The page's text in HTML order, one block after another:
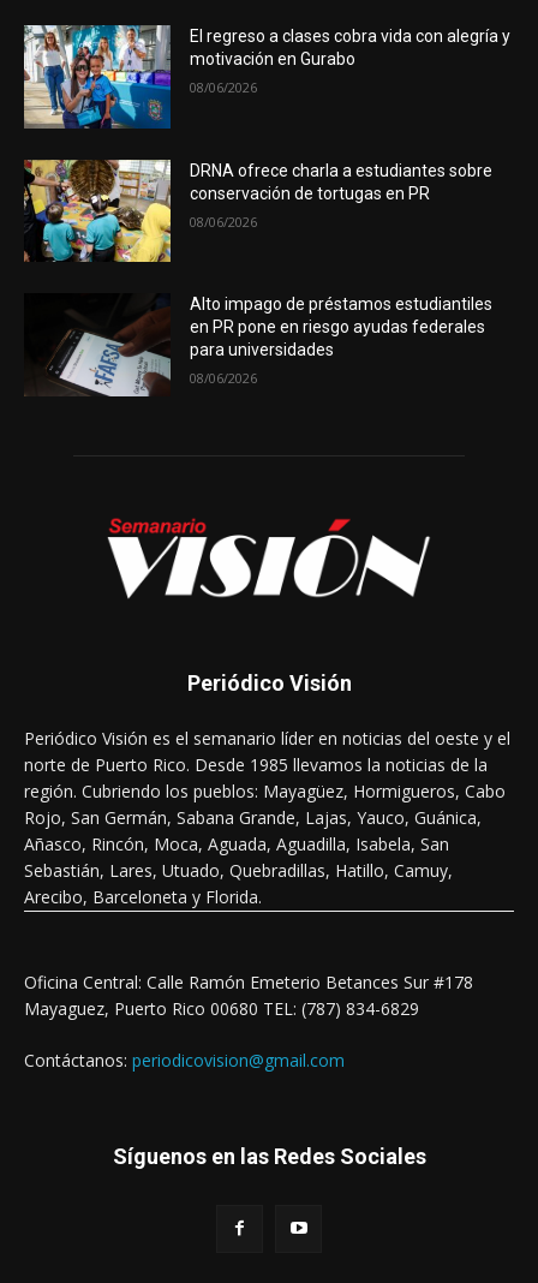
El regreso a clases cobra vida con alegría y
motivación en Gurabo
08/06/2026
DRNA ofrece charla a estudiantes sobre
conservación de tortugas en PR
08/06/2026
Alto impago de préstamos estudiantiles
en PR pone en riesgo ayudas federales
para universidades
08/06/2026
Periódico Visión
Periódico Visión es el semanario líder en noticias del oeste y el
norte de Puerto Rico. Desde 1985 llevamos la noticias de la
región. Cubriendo los pueblos: Mayagüez, Hormigueros, Cabo
Rojo, San Germán, Sabana Grande, Lajas, Yauco, Guánica,
Añasco, Rincón, Moca, Aguada, Aguadilla, Isabela, San
Sebastián, Lares, Utuado, Quebradillas, Hatillo, Camuy,
Arecibo, Barceloneta y Florida.
Oficina Central: Calle Ramón Emeterio Betances Sur #178
Mayaguez, Puerto Rico 00680 TEL: (787) 834-6829
Contáctanos: periodicovision@gmail.com
Síguenos en las Redes Sociales